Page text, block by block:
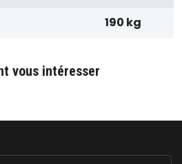
190 kg
vous intéresser